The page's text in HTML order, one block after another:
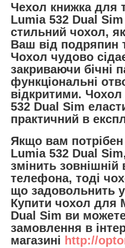
Чехол книжка для
Lumia 532 Dual
стильний чохол,
Ваш від подряпин
Чохол чудово
закриваючи бічні
функціональні
відкритими.
532 Dual Sim
практичний в
Якщо вам
Lumia 532 Dual
змінить
телефона, тоді
що задовольнить
Купити чохол для
Dual Sim ви
замовлення в
магазині http://